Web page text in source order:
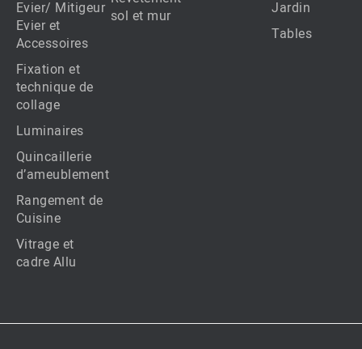
Evier/ Mitigeur
Evier et
Accessoires
Fixation et
technique de
collage
Luminaires
Quincaillerie
d’ameublement
Rangement de
Cuisine
Vitrage et
cadre Allu
sol et mur
Jardin
Tables